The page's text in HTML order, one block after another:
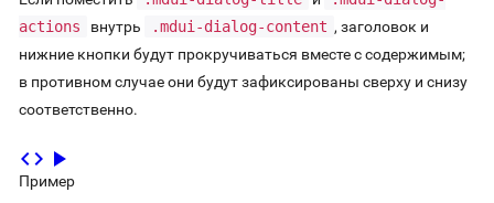
actions
внутрь .mdui-dialog-content , заголовок и
нижние кнопки будут прокручиваться вместе с содержимым;
в противном случае они будут зафиксированы сверху и снизу
соответственно.
code play_arrow
Пример